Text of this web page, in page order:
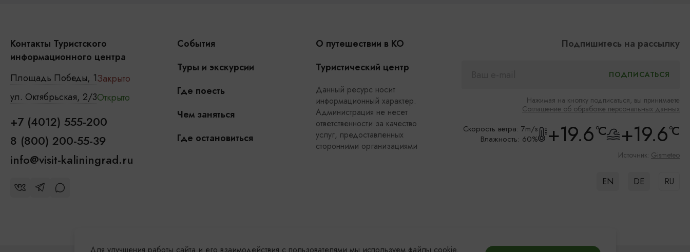
Контакты Туристского
информационного центра
Площадь Победы, 1Закрыто
ул. Октябрьская, 2/3Открыто
+7 (4012) 555-200
8 (800) 200-55-39
info@visit-kaliningrad.ru
События
Туры и экскурсии
Где поесть
Чем заняться
Где остановиться
О путешествии в КО
Туристический центр
Данный ресурс носит
информационный характер.
Администрация не несет
ответственности за качество
услуг, предоставленных
сторонними организациями
Подпишитесь на рассылку
Нажимая на кнопку подписаться, вы принимаете
Соглашение об обработке персональных данных
Скорость ветра: 7m/s
Влажность: 60%
+19.6°C +19.6°C
Источник: Gismeteo
EN DE RU